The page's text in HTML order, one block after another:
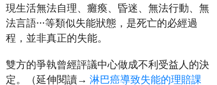
現生活無法自理、癱瘓、昏迷、無法行動、無
法言語···等類似失能狀態，是死亡的必經過
程，並非真正的失能。
雙方的爭執曾經評議中心做成不利受益人的決
定。（延伸閱讀→ 淋巴癌導致失能的理賠課